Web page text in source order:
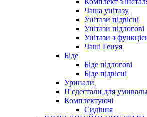
Комплект з
Чаша унітазу
Унітази підвісні
Унітази підлогові
Унітази з
Чаші Генуя
Біде
Біде підлогові
Біде підвісні
Уринали
П'єдестали для
Комплектуючі
Сидіння